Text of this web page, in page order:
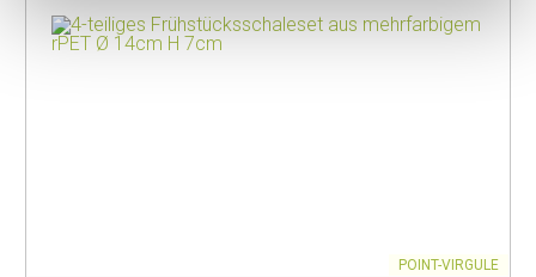
POINT-VIRGULE